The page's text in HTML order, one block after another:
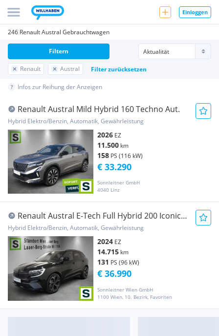
Einloggen
246 Renault Austral Gebrauchtwagen
Renault Austral Filter zurücksetzen
Filtern
Infos zur Reihung der Anzeigen
Renault Austral Mild Hybrid 160 Techno Aut.
Hybrid Elektro/Benzin, Automatik, Gewährleistung
2026 EZ
11.500 km
158 PS (116 kW)
Sonnleitner GmbH
4040 Linz
€ 33.290
Renault Austral E-Tech Full Hybrid 200 Iconic
Esprit Al...
Hybrid Elektro/Benzin, Automatik, Gewährleistung
2024 EZ
14.715 km
131 PS (96 kW)
Sonnleitner Wien GmbH
1100 Wien, 10. Bezirk, Favoriten
€ 36.990